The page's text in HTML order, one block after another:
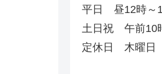
平日 昼12時～
土日祝 午前10
定休日 木曜日